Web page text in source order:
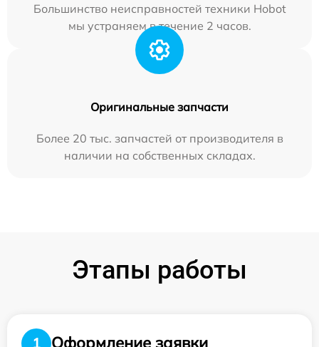
Большинство неисправностей техники Hobot
мы устраняем в течение 2 часов.
Оригинальные запчасти
Более 20 тыс. запчастей от производителя в
наличии на собственных складах.
Этапы работы
1
Оформление заявки